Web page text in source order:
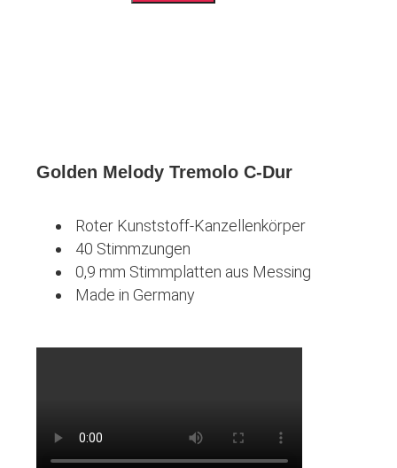
Golden Melody Tremolo C-Dur
Roter Kunststoff-Kanzellenkörper
40 Stimmzungen
0,9 mm Stimmplatten aus Messing
Made in Germany